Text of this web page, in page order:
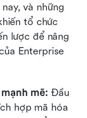
và những
tổ chức
lược để nâng
Enterprise
mẽ: Đầu
hợp mã hóa